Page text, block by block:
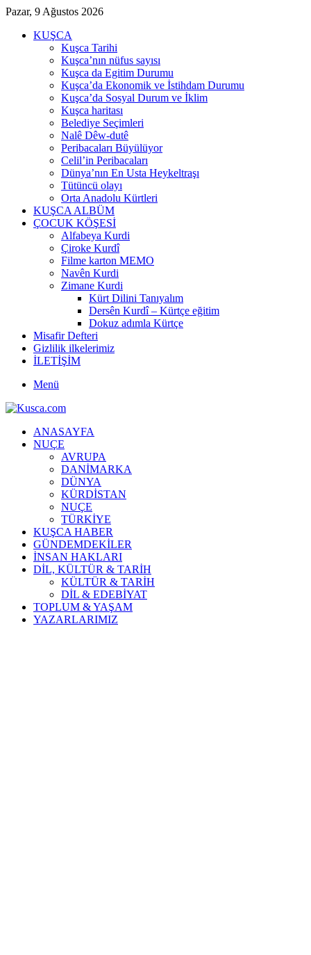
Pazar, 9 Ağustos 2026
KUŞCA
Kuşca Tarihi
Kuşca’nın nüfus sayısı
Kuşca da Egitim Durumu
Kuşca’da Ekonomik ve İstihdam Durumu
Kuşca’da Sosyal Durum ve İklim
Kuşca haritası
Belediye Seçimleri
Nalê Dêw-dutê
Peribacaları Büyülüyor
Celil’in Peribacaları
Dünya’nın En Usta Heykeltraşı
Tütüncü olayı
Orta Anadolu Kürtleri
KUŞCA ALBÜM
ÇOCUK KÖŞESİ
Alfabeya Kurdi
Çiroke Kurdî
Filme karton MEMO
Navên Kurdi
Zimane Kurdi
Kürt Dilini Tanıyalım
Dersên Kurdî – Kürtçe eğitim
Dokuz adımla Kürtçe
Misafir Defteri
Gizlilik ilkelerimiz
İLETİŞİM
Menü
ANASAYFA
NUÇE
AVRUPA
DANİMARKA
DÜNYA
KÜRDİSTAN
NUÇE
TÜRKİYE
KUŞCA HABER
GÜNDEMDEKİLER
İNSAN HAKLARI
DİL, KÜLTÜR & TARİH
KÜLTÜR & TARİH
DİL & EDEBİYAT
TOPLUM & YAŞAM
YAZARLARIMIZ